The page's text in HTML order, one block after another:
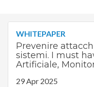
WHITEPAPER
Prevenire
sistemi. I must
Artificiale,
29 Apr 2025